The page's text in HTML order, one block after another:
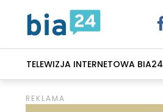
TELEWIZJA INTERNETOWA BIA24